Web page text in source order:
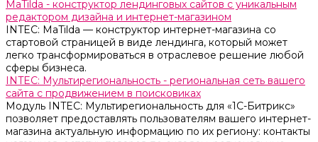
MaTilda - конструктор лендинговых сайтов с уникальным
редактором дизайна и интернет-магазином
INTEC: MaTilda — конструктор интернет-магазина со
стартовой страницей в виде лендинга, который может
легко трансформироваться в отраслевое решение любой
сферы бизнеса.
INTEC: Мультирегиональность - региональная сеть вашего
сайта с продвижением в поисковиках
Модуль INTEC: Мультирегиональность для «1С-Битрикс»
позволяет предоставлять пользователям вашего интернет-
магазина актуальную информацию по их региону: контакты